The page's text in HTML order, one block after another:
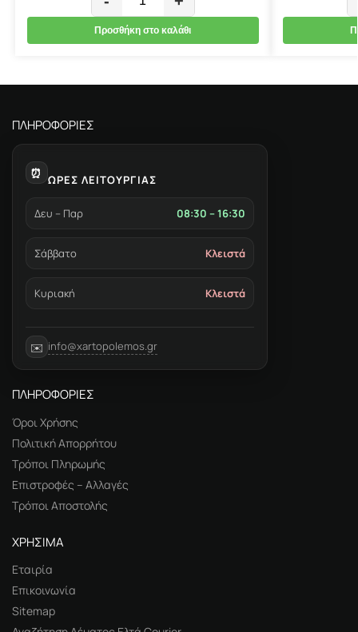
Προσθήκη στο καλάθι
ΠΛΗΡΟΦΟΡΙΕΣ
⏰ ΩΡΕΣ ΛΕΙΤΟΥΡΓΙΑΣ
Δευ – Παρ 08:30 – 16:30
Σάββατο Κλειστά
Κυριακή Κλειστά
✉️ info@xartopolemos.gr
ΠΛΗΡΟΦΟΡΙΕΣ
Όροι Χρήσης
Πολιτική Απορρήτου
Τρόποι Πληρωμής
Επιστροφές – Αλλαγές
Τρόποι Αποστολής
ΧΡΗΣΙΜΑ
Εταιρία
Επικοινωνία
Sitemap